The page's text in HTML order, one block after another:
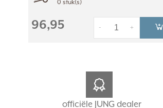
0 stuk(s)
96,95 +
-
officiële JUNG dealer